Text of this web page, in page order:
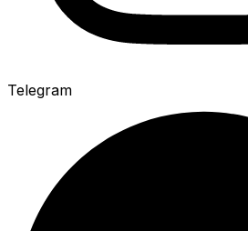
Telegram